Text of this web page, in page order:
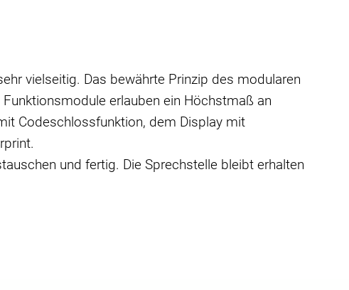
vielseitig. Das bewährte Prinzip des modularen
erlauben ein Höchstmaß an
Codeschlossfunktion, dem Display mit
und fertig. Die Sprechstelle bleibt erhalten